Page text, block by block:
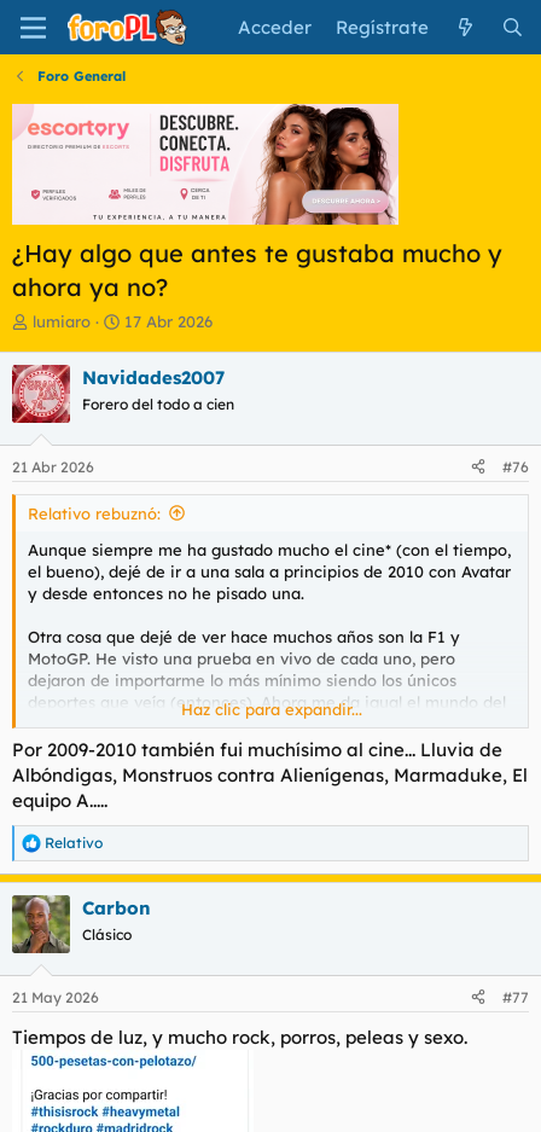
Acceder Regístrate
Foro General
¿Hay algo que antes te gustaba mucho y
ahora ya no?
I
i
c
i
a
d
o
r
d
l
t
e
a
lumiaro
F
h
a
e
n
i
i
o
17 Abr 2026
Navidades2007
Forero del todo a cien
21 Abr 2026 #76
Relativo rebuznó:
Aunque siempre me ha gustado mucho el cine* (con el tiempo,
el bueno), dejé de ir a una sala a principios de 2010 con Avatar
y desde entonces no he pisado una.
Otra cosa que dejé de ver hace muchos años son la F1 y
MotoGP. He visto una prueba en vivo de cada uno, pero
dejaron de importarme lo más mínimo siendo los únicos
deportes que veía (entonces). Ahora me da igual el mundo del
deporte.
* Con 7 años ya iba al cine solo
(los jueves no teníamos clase y
aprovechaba para ir al cine para lo que no tenía ni que cruzar
la calle y obviamente películas para niños: aventuras, Tarzán,
vaqueros, piratas, espadachines...)...
Haz clic para expandir...
Por 2009-2010 también fui muchísimo al cine... Lluvia de
Albóndigas, Monstruos contra Alienígenas, Marmaduke, El
equipo A.....
R
e
a
c
c
i
e
Relativo
Carbon
Clásico
21 May 2026 #77
Tiempos de luz, y mucho rock, porros, peleas y sexo.